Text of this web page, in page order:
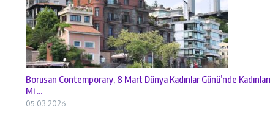
Borusan Contemporary, 8 Mart Dünya Kadınlar Günü’nde Kadınları
Mi ...
05.03.2026